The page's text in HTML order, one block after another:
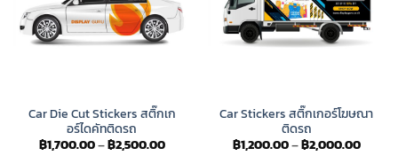
Car Die Cut Stickers สติ๊กเก
อร์ไดคัทติดรถ
฿1,700.00–฿2,500.00Price
Car Stickers สติ๊กเกอร์โฆษณา
ติดรถ
฿1,200.00–฿2,000.00Price